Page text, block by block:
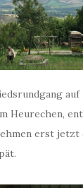
Heurechen,
erst jetzt